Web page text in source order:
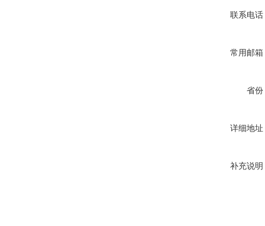
联系电话
常用邮箱
省份
详细地址
补充说明